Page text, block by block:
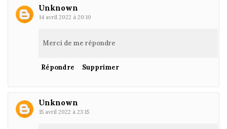
Unknown
14 avril 2022 à 20:10
Merci de me répondre
Répondre Supprimer
Unknown
15 avril 2022 à 23:15